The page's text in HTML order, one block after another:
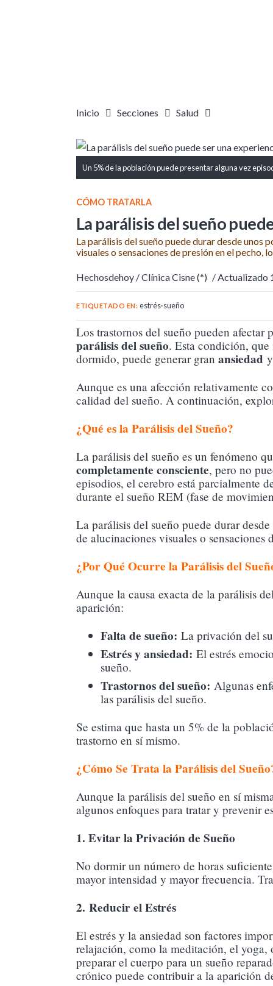
Inicio Secciones Salud
Un 5% de la población puede presentar alguna vez
CÓMO TRATARLA
La parálisis del sueño
La parálisis del sueño puede durar desde unos
visuales o sensaciones de presión en el pecho,
Hechosdehoy /Clínica Cisne (*) / Actualizado
ETIQUETADO EN: estrés·sueño
Los trastornos del sueño pueden
parálisis del sueño. Esta condición,
dormido, puede generar gran ansiedad
Aunque es una afección relativamente
calidad del sueño. A continuación,
¿Qué es la Parálisis del Sueño?
La parálisis del sueño es un fenómeno
completamente consciente, pero no
episodios, el cerebro está parcialmente
durante el sueño REM (fase de
La parálisis del sueño puede durar
de alucinaciones visuales o
¿Por Qué Ocurre la Parálisis del
Aunque la causa exacta de la parálisis
aparición:
Falta de sueño: La privación del
Estrés y ansiedad: El estrés
sueño.
Trastornos del sueño: Algunas
las parálisis del sueño.
Se estima que hasta un 5% de la
trastorno en sí mismo.
¿Cómo Se Trata la Parálisis del
Aunque la parálisis del sueño en sí
algunos enfoques para tratar y prevenir
1. Evitar la Privación de Sueño
No dormir un número de horas
mayor intensidad y mayor frecuencia.
2. Reducir el Estrés
El estrés y la ansiedad son factores
relajación, como la meditación, el yoga,
preparar el cuerpo para un sueño
crónico puede contribuir a la aparición